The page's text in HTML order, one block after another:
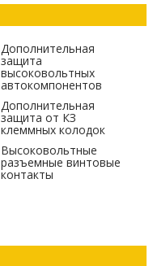
Дополнительная
защита
высоковольтных
автокомпонентов
Дополнительная
защита от КЗ
клеммных колодок
Высоковольтные
разъемные винтовые
контакты